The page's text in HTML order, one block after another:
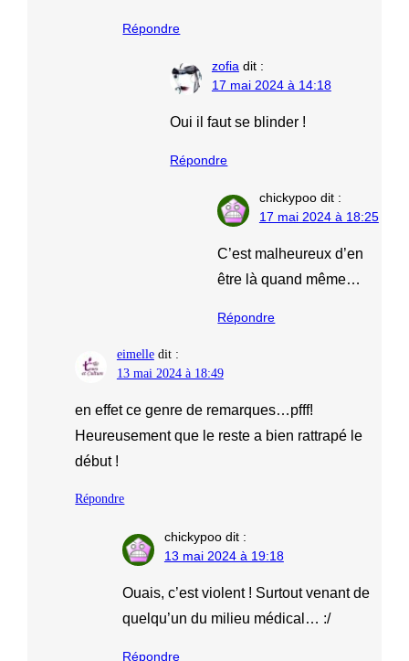
Répondre
zofia dit :
17 mai 2024 à 14:18
Oui il faut se blinder !
Répondre
chickypoo dit :
17 mai 2024 à 18:25
C’est malheureux d’en
être là quand même…
Répondre
eimelle dit :
13 mai 2024 à 18:49
en effet ce genre de remarques…pfff!
Heureusement que le reste a bien rattrapé le
début !
Répondre
chickypoo dit :
13 mai 2024 à 19:18
Ouais, c’est violent ! Surtout venant de
quelqu’un du milieu médical… :/
Répondre